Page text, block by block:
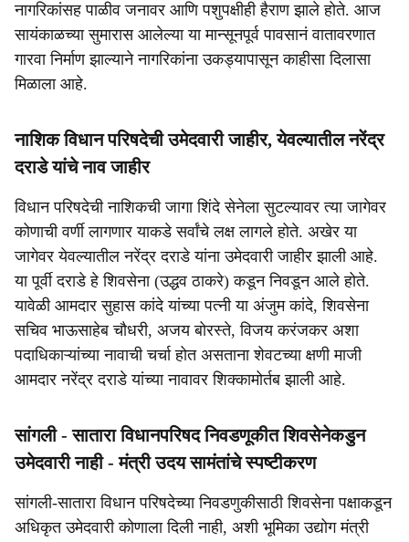
नागरिकांसह पाळीव जनावर आणि पशुपक्षीही हैराण झाले होते. आज
सायंकाळच्या सुमारास आलेल्या या मान्सूनपूर्व पावसानं वातावरणात
गारवा निर्माण झाल्याने नागरिकांना उकड्यापासून काहीसा दिलासा
मिळाला आहे.
नाशिक विधान परिषदेची उमेदवारी जाहीर, येवल्यातील नरेंद्र
दराडे यांचे नाव जाहीर
विधान परिषदेची नाशिकची जागा शिंदे सेनेला सुटल्यावर त्या जागेवर
कोणाची वर्णी लागणार याकडे सर्वांचे लक्ष लागले होते. अखेर या
जागेवर येवल्यातील नरेंद्र दराडे यांना उमेदवारी जाहीर झाली आहे.
या पूर्वी दराडे हे शिवसेना (उद्धव ठाकरे) कडून निवडून आले होते.
यावेळी आमदार सुहास कांदे यांच्या पत्नी या अंजुम कांदे, शिवसेना
सचिव भाऊसाहेब चौधरी, अजय बोरस्ते, विजय करंजकर अशा
पदाधिकाऱ्यांच्या नावाची चर्चा होत असताना शेवटच्या क्षणी माजी
आमदार नरेंद्र दराडे यांच्या नावावर शिक्कामोर्तब झाली आहे.
सांगली - सातारा विधानपरिषद निवडणूकीत शिवसेनेकडुन
उमेदवारी नाही - मंत्री उदय सामंतांचे स्पष्टीकरण
सांगली-सातारा विधान परिषदेच्या निवडणुकीसाठी शिवसेना पक्षाकडून
अधिकृत उमेदवारी कोणाला दिली नाही, अशी भूमिका उद्योग मंत्री